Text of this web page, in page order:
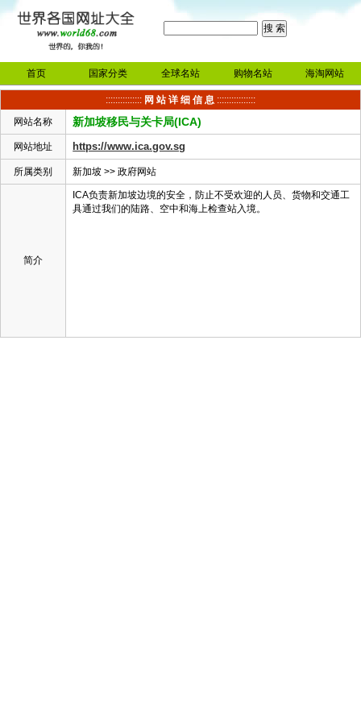
首页 国家分类 全球名站 购物名站 海淘网站
::::::::::::::: 网 站 详 细 信 息 ::::::::::::::::
网站名称
新加坡移民与关卡局(ICA)
网站地址 https://www.ica.gov.sg
所属类别 新加坡 >>政府网站
简介
ICA负责新加坡边境的安全，防止不受欢迎的人员、货物和交通工
具通过我们的陆路、空中和海上检查站入境。